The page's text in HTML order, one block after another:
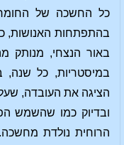
כל החשכה של
בהתפתחות האנושות,
באור הנצחי, מנותק
במיסטריות, כל שנה,
הציגה את העובדה,
ובדיוק כמו שהשמש
הרוחית נולדת